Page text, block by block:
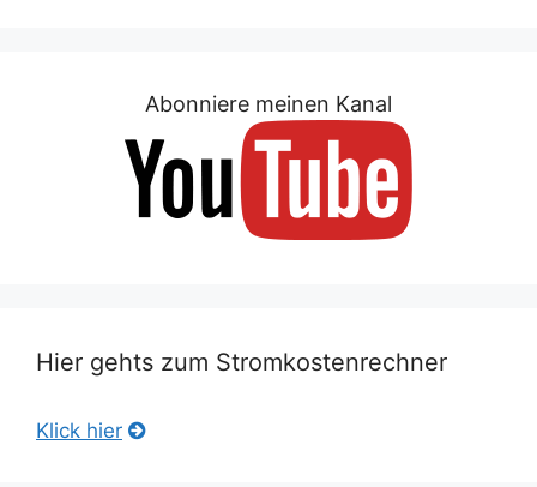
Abonniere meinen Kanal
Hier gehts zum Stromkostenrechner
Klick hier